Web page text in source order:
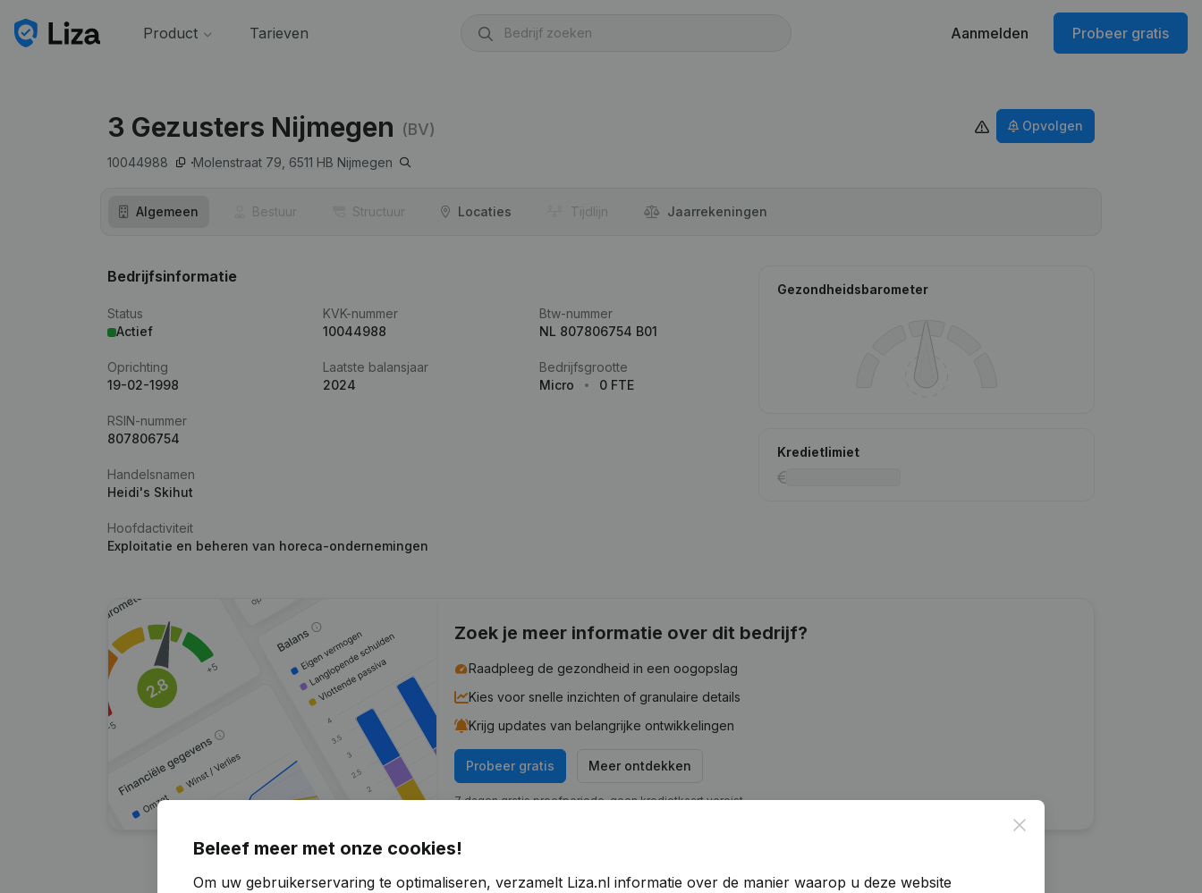
Product Tarieven Aanmelden Probeer gratis
3 Gezusters Nijmegen (BV)
10044988 Molenstraat 79, 6511 HB Nijmegen
Opvolgen
Algemeen Bestuur Structuur Locaties Tijdlijn Jaar­rekeningen
Bedrijfsinformatie
Status
Actief
KVK-nummer
10044988
Btw-nummer
NL 807806754 B01
Oprichting
19-02-1998
Laatste balansjaar
2024
Bedrijfsgrootte
Micro
0 FTE
RSIN-nummer
807806754
Handelsnamen
Heidi's Skihut
Hoofdactiviteit
Exploitatie en beheren van horeca-ondernemingen
Gezondheidsbarometer
Kredietlimiet
Zoek je meer informatie over dit bedrijf?
Raadpleeg de gezondheid in een oogopslag
Kies voor snelle inzichten of granulaire details
Krijg updates van belangrijke ontwikkelingen
Probeer gratis Meer ontdekken
7 dagen gratis proefperiode, geen kredietkaart vereist.
Close
Beleef meer met onze cookies!
Om uw gebruikerservaring te optimaliseren, verzamelt Liza.nl informatie over de manier waarop u deze website